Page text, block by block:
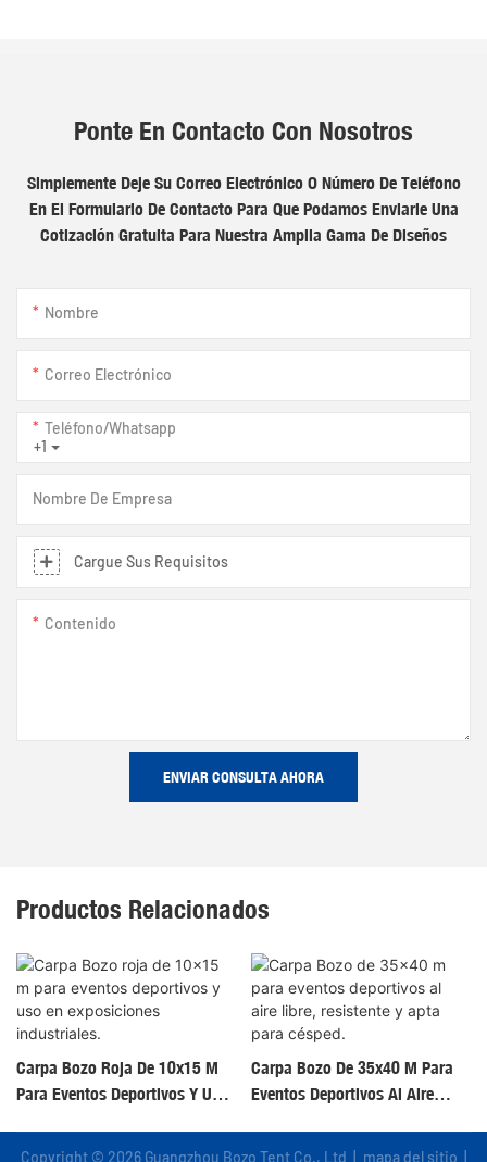
Ponte En Contacto Con Nosotros
Simplemente Deje Su Correo Electrónico O Número De Teléfono
En El Formulario De Contacto Para Que Podamos Enviarle Una
Cotización Gratuita Para Nuestra Amplia Gama De Diseños
Nombre
Correo Electrónico
+1
Teléfono/whatsapp
Nombre De Empresa
Cargue Sus Requisitos
Contenido
ENVIAR CONSULTA AHORA
Productos Relacionados
Carpa Bozo Roja De 10x15 M
Para Eventos Deportivos Y Uso
Carpa Bozo De 35x40 M Para
Eventos Deportivos Al Aire
Copyright © 2026 Guangzhou Bozo Tent Co., Ltd | mapa del sitio